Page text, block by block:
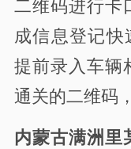
二维码进行卡
成信息登记快
提前录入车辆
通关的二维码
内蒙古满洲里